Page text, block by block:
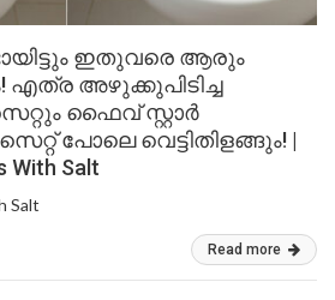
ഇതുവരെ ആരും
അഴുക്കുപിടിച്ച
ഫൈവ് സ്റ്റാർ
പോലെ വെട്ടിതിളങ്ങും! |
With Salt
Salt
Read more